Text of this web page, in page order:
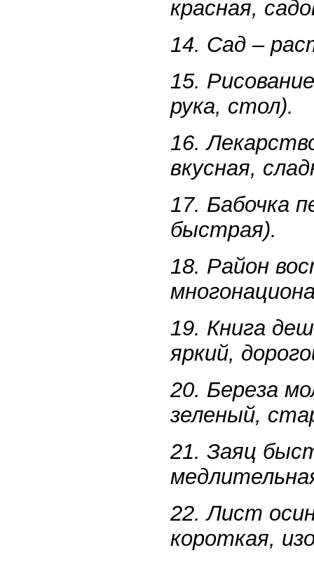
красная,
14. Сад –
15.
рука, стол).
16.
вкусная,
17. Бабочка
быстрая).
18. Район
19. Книга
яркий,
20. Береза
зеленый,
21. Заяц
22. Лист
короткая,